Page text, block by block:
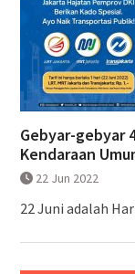
Gebyar-gebyar
Kendaraan
22 Jun 2022
22 Juni adalah